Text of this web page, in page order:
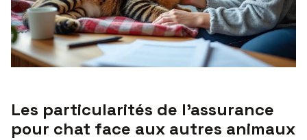
Les particularités de l’assurance
pour chat face aux autres animaux